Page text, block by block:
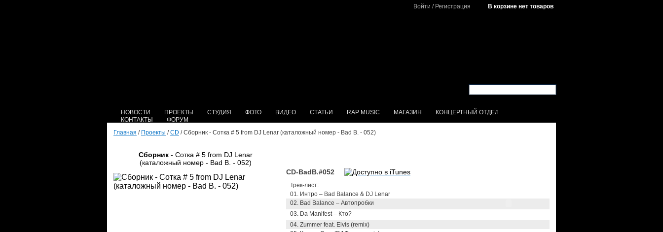
Войти / Регистрация В корзине нет товаров
НОВОСТИ ПРОЕКТЫ СТУДИЯ ФОТО ВИДЕО СТАТЬИ RAP MUSIC МАГАЗИН
КОНЦЕРТНЫЙ ОТДЕЛ
КОНТАКТЫ
ФОРУМ
Главная / Проекты /CD / Сборник - Сотка # 5 from DJ Lenar (каталожный номер - Bad B. - 052)
Сборник- Сотка # 5 from DJ Lenar
(каталожный номер - Bad B. - 052)
CD-BadB.#052
Трек-лист:
01. Интро – Bad Balance & DJ Lenar
02. Bad Balance – Автопробки
03. Da Manifest – Кто?
04. Zummer feat. Elvis (remix)